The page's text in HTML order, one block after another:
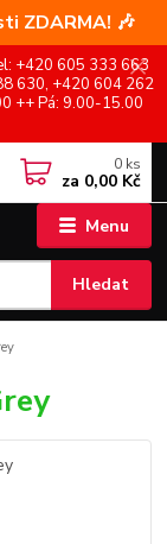
ZDARMA! 🎶
+420 605 333 663
630, +420 604 262
++ Pá: 9.00-15.00
Menu
Hledat
0 ks
za 0,00 Kč